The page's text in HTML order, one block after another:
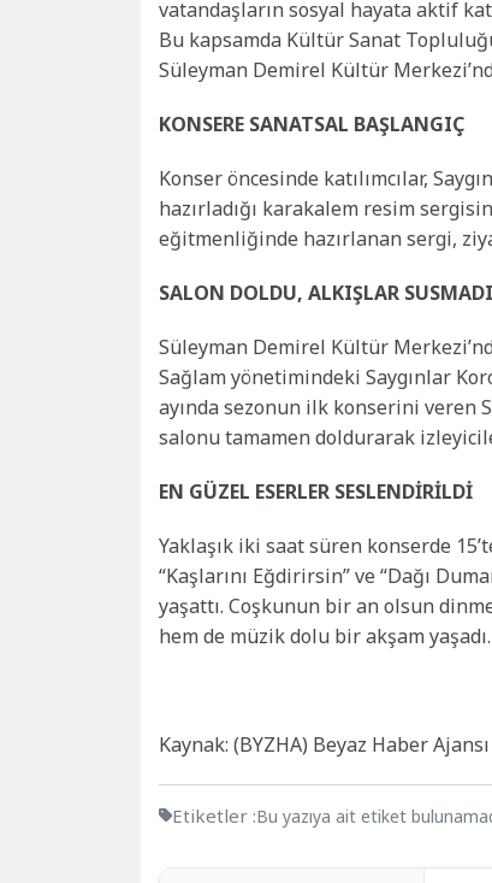
vatandaşların sosyal hayata aktif
Bu kapsamda Kültür Sanat
Süleyman Demirel Kültür
KONSERE SANATSAL BAŞLANGIÇ
Konser öncesinde katılımcılar,
hazırladığı karakalem resim
eğitmenliğinde hazırlanan sergi,
SALON DOLDU, ALKIŞLAR SUSMADI
Süleyman Demirel Kültür
Sağlam yönetimindeki Saygınlar
ayında sezonun ilk konserini veren
salonu tamamen doldurarak
EN GÜZEL ESERLER SESLENDİRİLDİ
Yaklaşık iki saat süren konserde
“Kaşlarını Eğdirirsin” ve “Dağı
yaşattı. Coşkunun bir an olsun
hem de müzik dolu bir akşam yaşadı.
Kaynak: (BYZHA) Beyaz Haber Ajansı
Etiketler :Bu yazıya ait etiket